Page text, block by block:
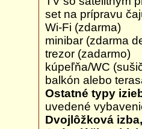
set na prípravu
Wi-Fi (zdarma)
minibar (zdarma
trezor (zadarmo)
kúpeľňa/WC
balkón alebo
Ostatné typy
uvedené
Dvojlôžková